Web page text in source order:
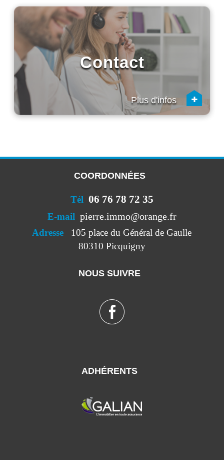
Contact
Plus d'infos +
COORDONNÉES
Tél 06 76 78 72 35
E-mail pierre.immo@orange.fr
Adresse
105 place du Général de Gaulle
80310 Picquigny
NOUS SUIVRE
ADHÉRENTS